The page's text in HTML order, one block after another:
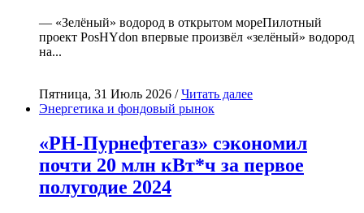
— «Зелёный» водород в открытом мореПилотный
проект PosHYdon впервые произвёл «зелёный» водород
на...
Пятница, 31 Июль 2026 /Читать далее
Энергетика и фондовый рынок
«РН-Пурнефтегаз» сэкономил
почти 20 млн кВт*ч за первое
полугодие 2024